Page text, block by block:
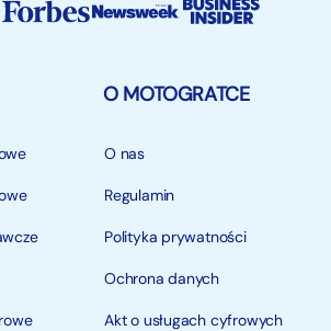
O MOTOGRATCE
O nas
Regulamin
Polityka prywatności
Ochrona danych
Akt o usługach cyfrowych